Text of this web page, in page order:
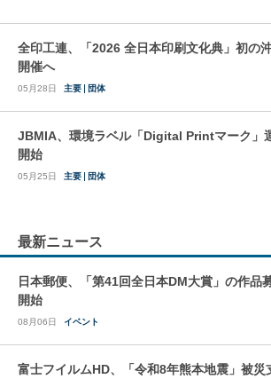
全印工連、「2026 全日本印刷文化典」初の
開催へ
05月28日 主要 団体
JBMIA、環境ラベル「Digital Printマーク」
開始
05月25日 主要 団体
最新ニュース
日本郵便、「第41回全日本DM大賞」の作品
開始
08月06日 イベント
富士フイルムHD、「令和8年熊本地震」被災